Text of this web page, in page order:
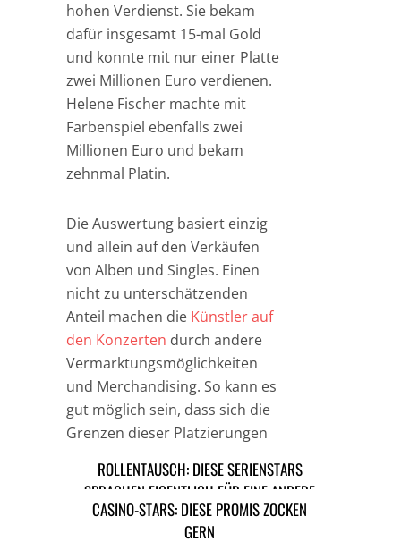
hohen Verdienst. Sie bekam
dafür insgesamt 15-mal Gold
und konnte mit nur einer Platte
zwei Millionen Euro verdienen.
Helene Fischer machte mit
Farbenspiel ebenfalls zwei
Millionen Euro und bekam
zehnmal Platin.
Die Auswertung basiert einzig
und allein auf den Verkäufen
von Alben und Singles. Einen
nicht zu unterschätzenden
Anteil machen die Künstler auf
den Konzerten durch andere
Vermarktungsmöglichkeiten
und Merchandising. So kann es
gut möglich sein, dass sich die
Grenzen dieser Platzierungen
TAGS ANDREA BERG MUSIKER PLATTENVERKÄUFE
ROLLENTAUSCH: DIESE SERIENSTARS
SPRACHEN EIGENTLICH FÜR EINE ANDERE
ROLLE VOR
CASINO-STARS: DIESE PROMIS ZOCKEN
GERN